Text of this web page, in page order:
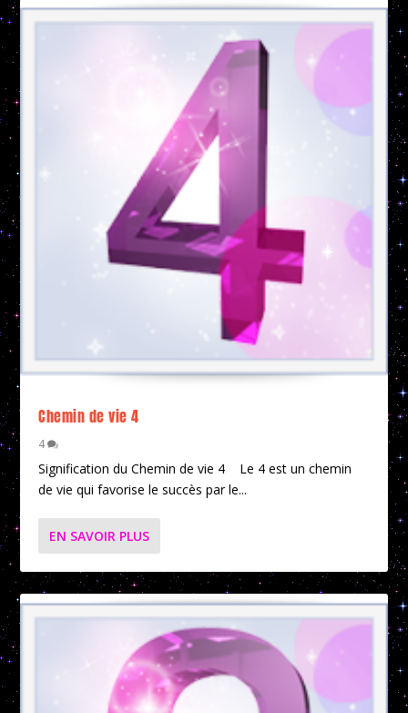
Chemin de vie 4
4
Signification du Chemin de vie 4 Le 4 est un chemin
de vie qui favorise le succès par le...
EN SAVOIR PLUS